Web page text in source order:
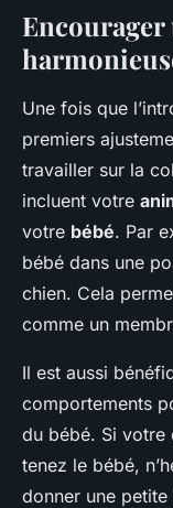
Une fois que
premiers
travailler sur la
incluent votre
votre bébé. Par
bébé dans une
chien. Cela
comme un
Il est aussi
comportements
du bébé. Si votre
tenez le bébé,
donner une